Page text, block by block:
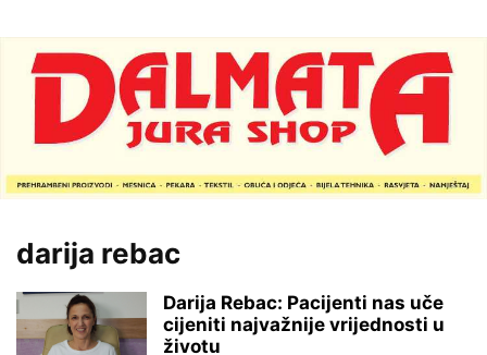
darija rebac
Darija Rebac: Pacijenti nas uče
cijeniti najvažnije vrijednosti u
životu